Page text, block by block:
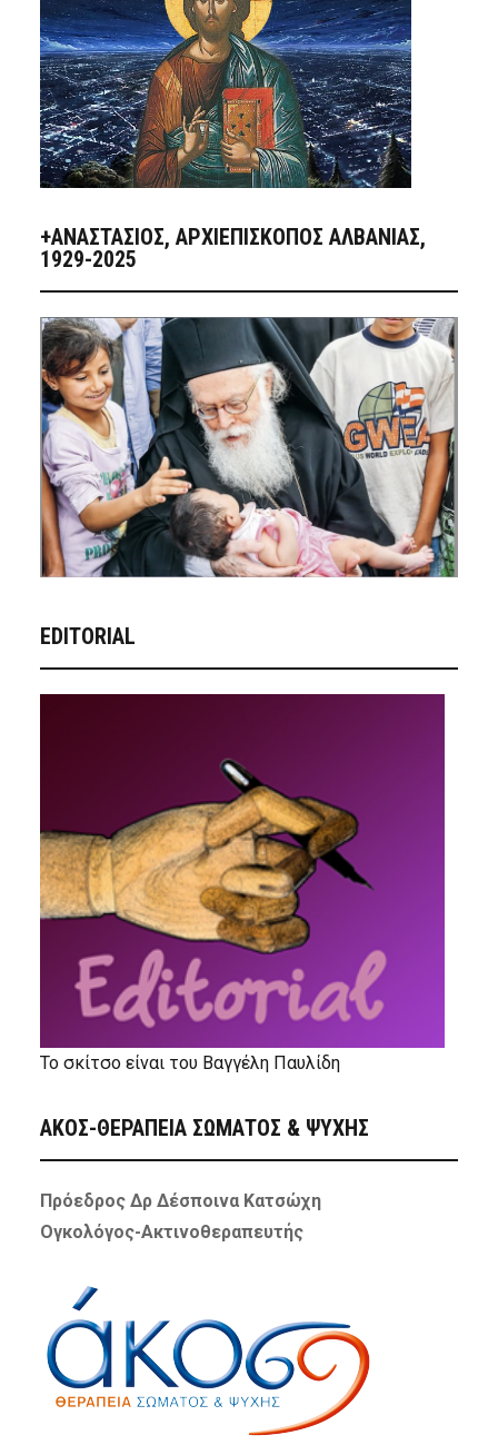
+ΑΝΑΣΤΆΣΙΟΣ, ΑΡΧΙΕΠΊΣΚΟΠΟΣ ΑΛΒΑΝΊΑΣ,
1929-2025
EDITORIAL
Το σκίτσο είναι του Βαγγέλη Παυλίδη
ΑΚΟΣ-ΘΕΡΑΠΕΙΑ ΣΩΜΑΤΟΣ & ΨΥΧΗΣ
Πρόεδρος Δρ Δέσποινα Κατσώχη
Ογκολόγος-Ακτινοθεραπευτής